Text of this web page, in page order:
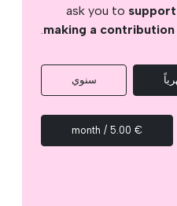
ask you to
making a
.
سنوي
€ 5.00 / month